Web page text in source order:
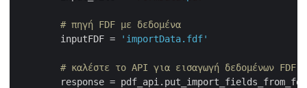
# πηγή FDF με δεδομένα
        inputFDF =
'importData.fdf'
# καλέστε το API για εισαγωγή δεδομένων FDF
response =